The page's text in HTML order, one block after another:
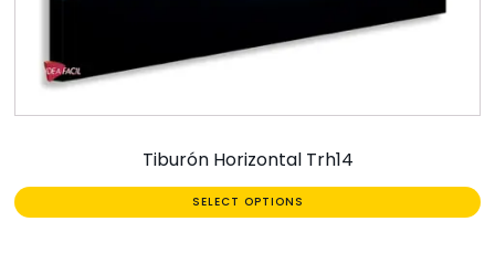
Tiburón Horizontal Trh14
SELECT OPTIONS